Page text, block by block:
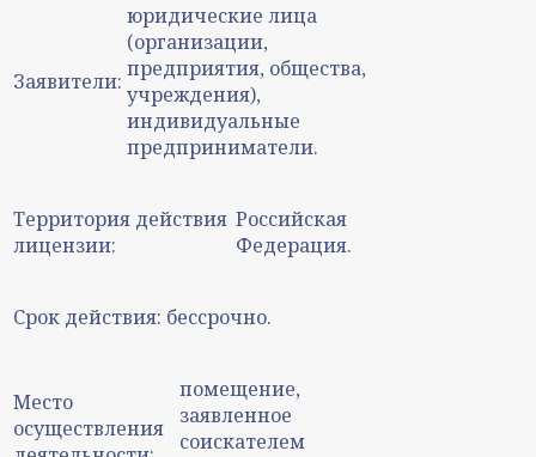
Заявители:
юридические лица
(организации,
предприятия, общества,
учреждения),
индивидуальные
предприниматели.
Территория действия
лицензии:
Российская
Федерация.
Срок действия: бессрочно.
Место
осуществления
помещение,
заявленное
соискателем